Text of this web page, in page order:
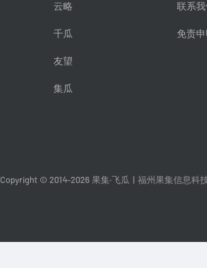
云略
千瓜
友望
集瓜
联系
免责
Copyright © 2014-2026 果集·飞瓜 福州果集信息科